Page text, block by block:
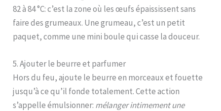
82 à 84 °C: c’est la zone où les œufs épaississent sans
faire des grumeaux. Une grumeau, c’est un petit
paquet, comme une mini boule qui casse la douceur.
5. Ajouter le beurre et parfumer
Hors du feu, ajoute le beurre en morceaux et fouette
jusqu’à ce qu’il fonde totalement. Cette action
s’appelle émulsionner: mélanger intimement une